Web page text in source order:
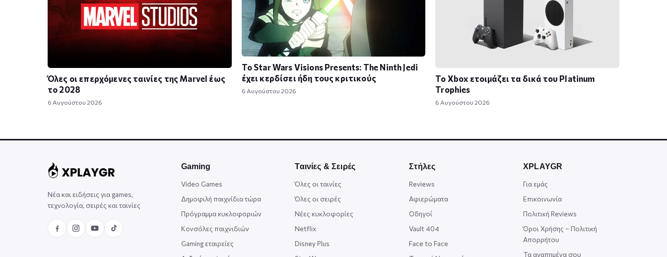
Όλες οι επερχόμενες ταινίες της Marvel έως
το 2028
6 Αυγούστου 2026
Το Star Wars Visions Presents: The Ninth Jedi
έχει κερδίσει ήδη τους κριτικούς
6 Αυγούστου 2026
Το Xbox ετοιμάζει τα δικά του Platinum
Trophies
6 Αυγούστου 2026
Νέα και ειδήσεις για games,
τεχνολογία, σειρές και ταινίες
Gaming
Video Games
Δημοφιλή παιχνίδια τώρα
Πρόγραμμα κυκλοφοριών
Κονσόλες παιχνιδιών
Gaming εταιρείες
Ταινίες & Σειρές
Όλες οι ταινίες
Όλες οι σειρές
Νέες κυκλοφορίες
Netflix
Disney Plus
Στήλες
Reviews
Αφιερώματα
Οδηγοί
Vault 404
Face to Face
XPLAYGR
Για εμάς
Επικοινωνία
Πολιτική Reviews
Όροι Χρήσης – Πολιτική
Απορρήτου
Τα αγαπημένα σου